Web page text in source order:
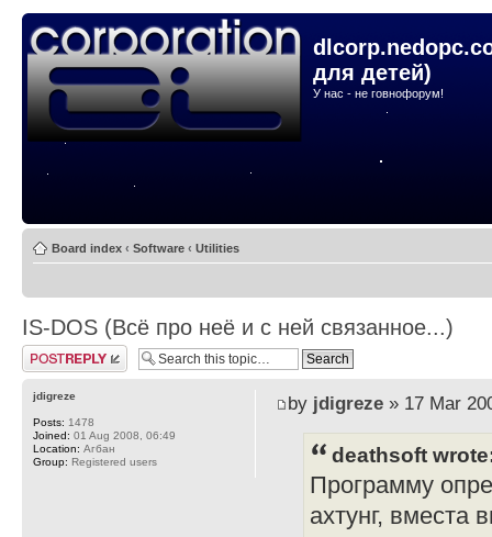
для детей)
У нас - не говнофорум!
Board index ‹ Software ‹ Utilities
IS-DOS (Всё про неё и с ней связанное...)
Post a reply
by jdigreze» 17 Mar
deathsoft
Программу
ахтунг, вместа
jdigreze
Posts: 1478
Joined: 01 Aug 2008, 06:49
Location: Агбан
Group: Registered users